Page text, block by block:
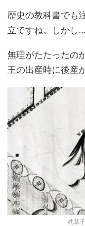
歴史の教科書でも
立ですね。しかし
無理がたたったの
王の出産時に後産
枕草